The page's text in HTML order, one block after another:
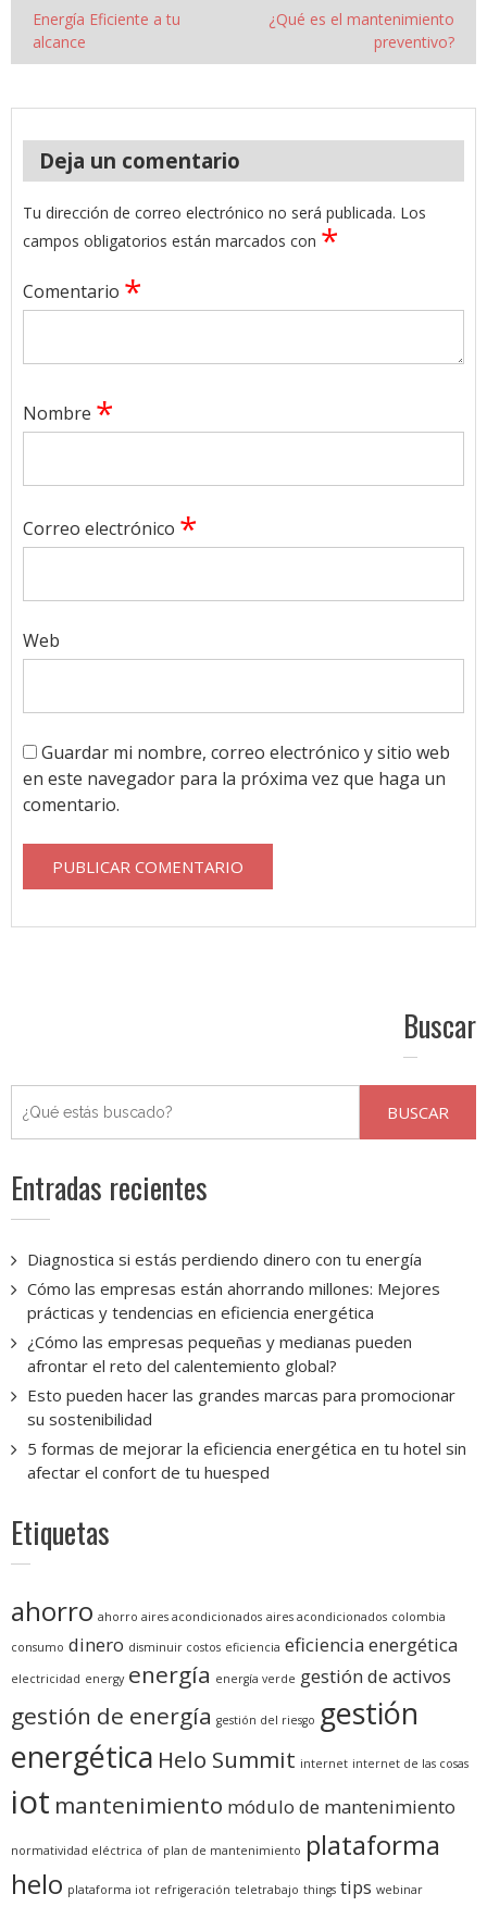
Energía Eficiente a tu
alcance
¿Qué es el mantenimiento
preventivo?
Deja un comentario
Tu dirección de correo electrónico no será publicada. Los
campos obligatorios están marcados con *
Comentario *
Nombre *
Correo electrónico *
Web
Guardar mi nombre, correo electrónico y sitio web
en este navegador para la próxima vez que haga un
comentario.
Buscar
Entradas recientes
Diagnostica si estás perdiendo dinero con tu energía
Cómo las empresas están ahorrando millones: Mejores
prácticas y tendencias en eficiencia energética
¿Cómo las empresas pequeñas y medianas pueden
afrontar el reto del calentemiento global?
Esto pueden hacer las grandes marcas para promocionar
su sostenibilidad
5 formas de mejorar la eficiencia energética en tu hotel sin
afectar el confort de tu huesped
Etiquetas
ahorro ahorro aires acondicionados aires acondicionados colombia
consumo dinero disminuir costos eficiencia eficiencia energética
electricidad energy energía energía verde gestión de activos
gestión de energía gestión del riesgo gestión
energética Helo Summit internet internet de las cosas
iot mantenimiento módulo de mantenimiento
normatividad eléctrica of plan de mantenimiento plataforma
helo plataforma iot refrigeración teletrabajo things tips webinar